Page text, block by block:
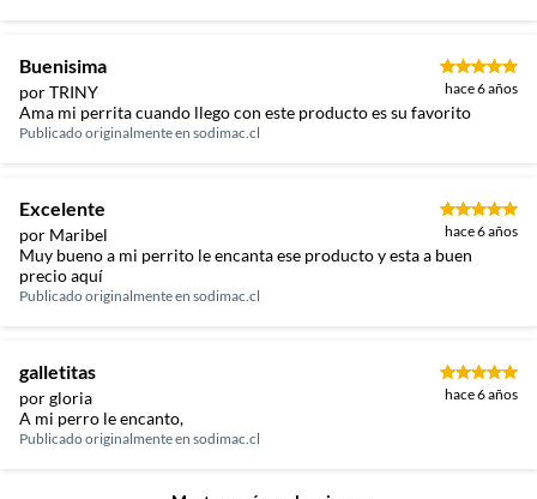
Buenisima
por TRINY hace 6 años
Ama mi perrita cuando llego con este producto es su favorito
Publicado originalmente en sodimac.cl
Excelente
por Maribel hace 6 años
Muy bueno a mi perrito le encanta ese producto y esta a buen
precio aquí
Publicado originalmente en sodimac.cl
galletitas
por gloria hace 6 años
A mi perro le encanto,
Publicado originalmente en sodimac.cl